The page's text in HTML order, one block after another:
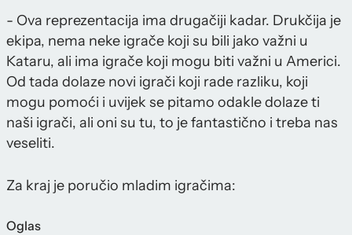
- Ova reprezentacija ima drugačiji kadar. Drukčija je
ekipa, nema neke igrače koji su bili jako važni u
Kataru, ali ima igrače koji mogu biti važni u Americi.
Od tada dolaze novi igrači koji rade razliku, koji
mogu pomoći i uvijek se pitamo odakle dolaze ti
naši igrači, ali oni su tu, to je fantastično i treba nas
veseliti.
Za kraj je poručio mladim igračima:
Oglas